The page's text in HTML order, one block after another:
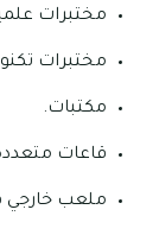
مختبرات
مختبرات
مكتبات.
قاعات
ملعب